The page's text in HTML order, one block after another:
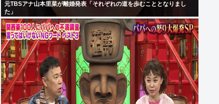
元TBSアナ山本里菜が離婚発表「それぞれの道を歩むこととなりまし
た」